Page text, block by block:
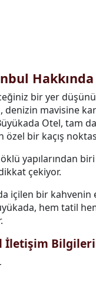
Hakkında
bir yer
mavisine
Otel, tam
bir kaçış
yapılarından
çekiyor.
içilen bir kahvenin
hem tatil
İletişim Bilgileri